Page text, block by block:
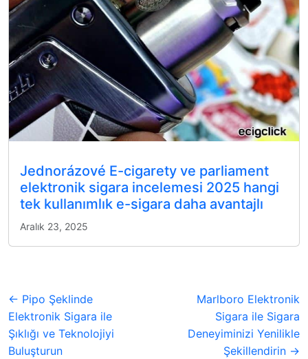
Jednorázové E-cigarety ve parliament
elektronik sigara incelemesi 2025 hangi
tek kullanımlık e-sigara daha avantajlı
Aralık 23, 2025
← Pipo Şeklinde
Elektronik Sigara ile
Şıklığı ve Teknolojiyi
Buluşturun
Marlboro Elektronik
Sigara ile Sigara
Deneyiminizi Yenilikle
Şekillendirin →